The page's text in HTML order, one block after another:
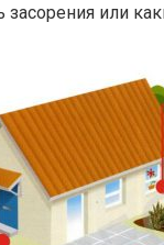
или